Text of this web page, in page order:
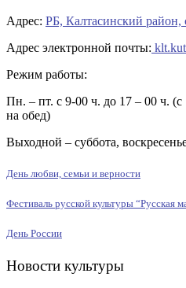
Адрес: РБ, Калтасинский район,
Адрес электронной почты:
Режим работы:
Пн. – пт. с 9-00 ч. до 17 – 00 ч.
на обед)
Выходной – суббота,
День любви, семьи и верности
Фестиваль русской культуры “Русская
День России
Новости культуры